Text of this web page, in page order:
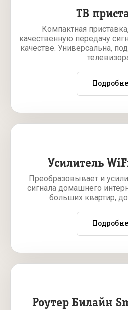
ТВ
Компактная
качественную передачу
качестве. Универсальна,
Усилитель
Преобразовывает и
сигнала домашнего
больших квартир,
Роутер Билайн